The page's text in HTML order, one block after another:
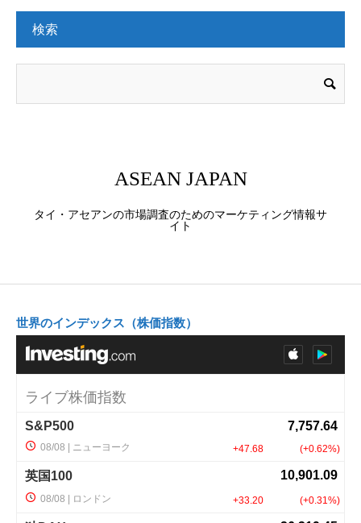
検索
ASEAN JAPAN
タイ・アセアンの市場調査のためのマーケティング情報サ
イト
世界のインデックス（株価指数）